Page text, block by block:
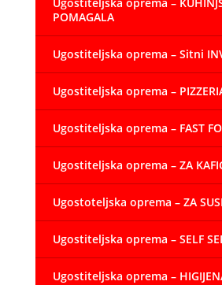
POMAGALA
Ugostiteljska oprema – Sitni
Ugostiteljska oprema –
Ugostiteljska oprema – FAST
Ugostiteljska oprema – ZA
Ugostoteljska oprema – ZA
Ugostiteljska oprema – SELF
Ugostiteljska oprema –